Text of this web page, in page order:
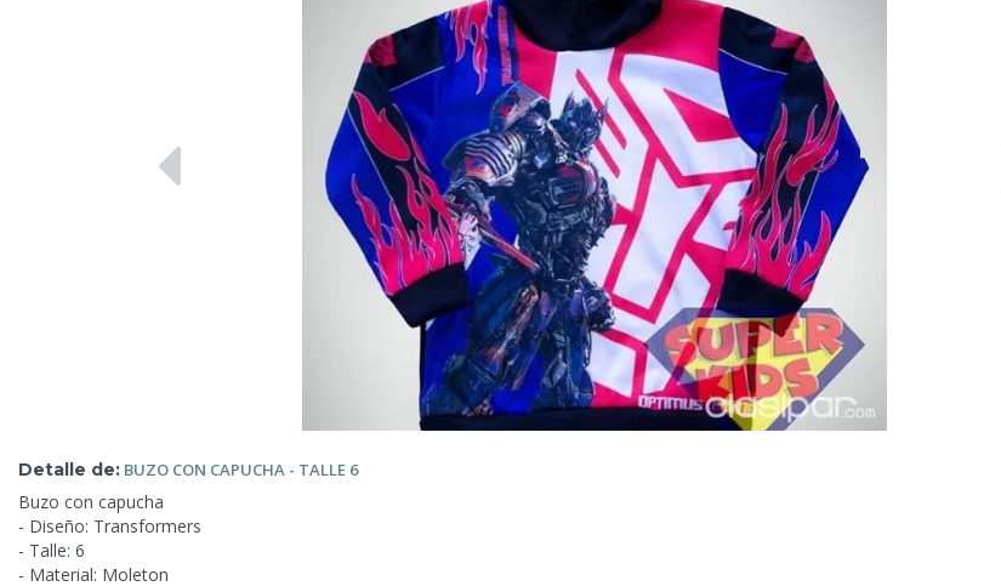
Detalle de: BUZO CON CAPUCHA - TALLE 6
Buzo con capucha
- Diseño: Transformers
- Talle: 6
- Material: Moleton